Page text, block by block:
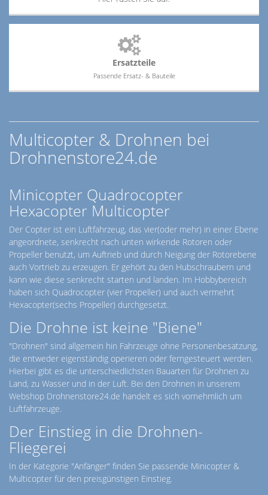
Ersatzteile
Passende Ersatz- & Bauteile
Multicopter & Drohnen bei
Drohnenstore24.de
Minicopter Quadrocopter
Hexacopter Multicopter
Der Copter ist ein Luftfahrzeug, das vier(oder mehr) in einer Ebene
angeordnete, senkrecht nach unten wirkende Rotoren oder
Propeller benutzt, um Auftrieb und durch Neigung der Rotorebene
auch Vortrieb zu erzeugen. Er gehört zu den Hubschraubern und
kann wie diese senkrecht starten und landen. Im Hobbybereich
haben sich Quadrocopter (vier Propeller) und auch vermehrt
Hexacopter(sechs Propeller) durchgesetzt.
Die Drohne ist keine "Biene"
"Drohnen" sind allgemein hin Fahrzeuge ohne Personenbesatzung,
die entweder eigenständig operieren oder ferngesteuert werden.
Hierbei gibt es die unterschiedlichsten Bauarten für Drohnen zu
Land, zu Wasser und in der Luft. Bei den Drohnen in unserem
Webshop Drohnenstore24.de handelt es sich vornehmlich um
Luftfahrzeuge.
Der Einstieg in die Drohnen-
Fliegerei
In der Kategorie "Anfänger" finden Sie passende Minicopter &
Multicopter für den preisgünstigen Einstieg.